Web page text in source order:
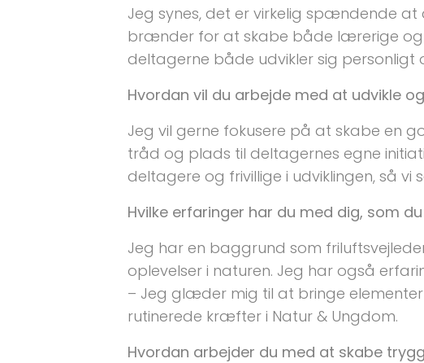
Jeg synes, det er virkelig spændende
brænder for at skabe både lærerige og
deltagerne både udvikler sig
Hvordan vil du arbejde med at udvikle
Jeg vil gerne fokusere på at skabe en
tråd og plads til deltagernes egne
deltagere og frivillige i udviklingen, så
Hvilke erfaringer har du med dig, som
Jeg har en baggrund som
oplevelser i naturen. Jeg har også
– Jeg glæder mig til at bringe
rutinerede kræfter i Natur & Ungdom.
Hvordan arbejder du med at skabe